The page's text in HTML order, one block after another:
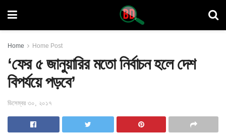
Home Home Post
‘ফের ৫ জানুয়ারির মতো নির্বাচন হলে দেশ
বিপর্যয়ে পড়বে’
ডিসেম্বর ৩০, ২০১৭